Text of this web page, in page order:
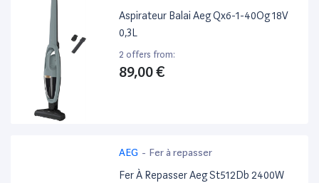
Aspirateur Balai Aeg Qx6-1-40Og 18V
0,3L
2 offers from:
89,00 €
AEG - Fer à repasser
Fer À Repasser Aeg St512Db 2400W